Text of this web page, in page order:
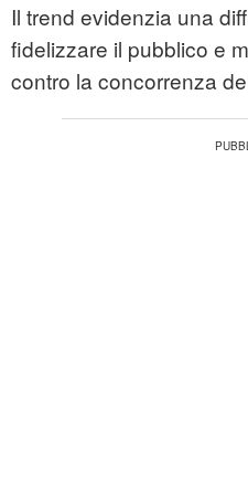
Il trend evidenzia una
fidelizzare il pubblico e
contro la concorrenza